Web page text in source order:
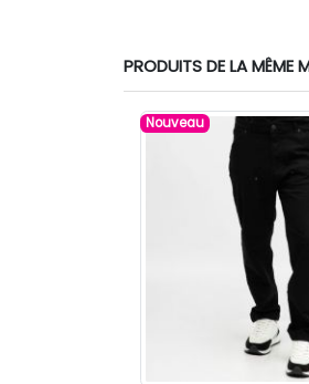
PRODUITS DE LA MÊME
Nouveau